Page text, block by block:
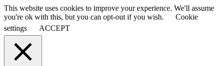
This website uses cookies to improve your experience. We'll assume
you're ok with this, but you can opt-out if you wish.
Cookie
settings
ACCEPT